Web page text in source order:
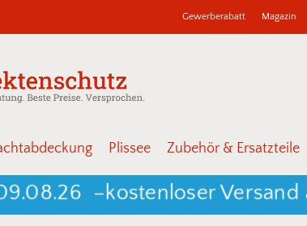
Gewerberabatt Magazin
Plissee Zubehör & Ersatzteile
Warenkorb
–kostenloser Versand ab